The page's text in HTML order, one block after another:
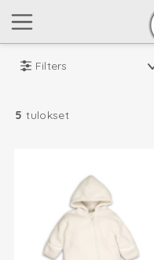
Filters
5 tulokset